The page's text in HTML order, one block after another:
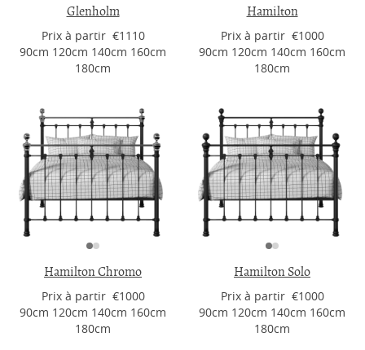
Glenholm
Prix ​​à partir €1110
90cm 120cm 140cm 160cm
180cm
Hamilton
Prix ​​à partir €1000
90cm 120cm 140cm 160cm
180cm
Hamilton Chromo
Prix ​​à partir €1000
90cm 120cm 140cm 160cm
180cm
Hamilton Solo
Prix ​​à partir €1000
90cm 120cm 140cm 160cm
180cm